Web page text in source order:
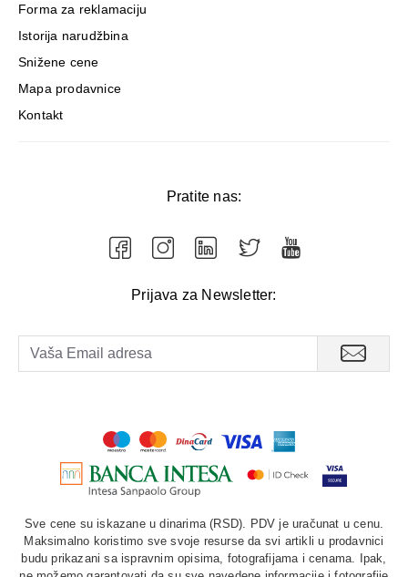
Forma za reklamaciju
Istorija narudžbina
Snižene cene
Mapa prodavnice
Kontakt
Pratite nas:
Prijava za Newsletter:
Sve cene su iskazane u dinarima (RSD). PDV je uračunat u cenu.
Maksimalno koristimo sve svoje resurse da svi artikli u prodavnici
budu prikazani sa ispravnim opisima, fotografijama i cenama. Ipak,